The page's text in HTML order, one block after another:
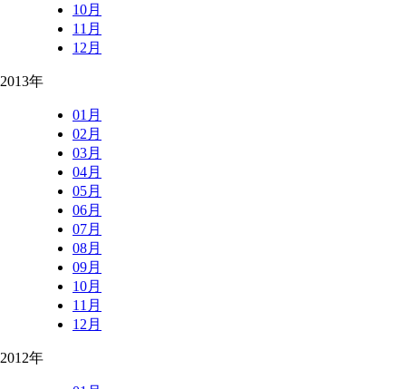
10月
11月
12月
2013年
01月
02月
03月
04月
05月
06月
07月
08月
09月
10月
11月
12月
2012年